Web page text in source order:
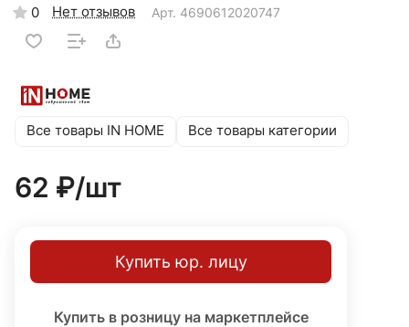
0 Нет отзывов Арт. 4690612020747
Все товары IN HOME Все товары категории
62 ₽/шт
Купить юр. лицу
Купить в розницу на маркетплейсе